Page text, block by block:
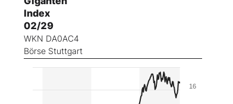
Index
02/29
WKN DA0AC4
Börse Stuttgart
16